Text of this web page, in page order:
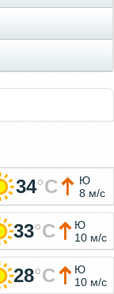
34°C
Ю
8 м/с
33°C
Ю
10 м/с
28°C
Ю
10 м/с